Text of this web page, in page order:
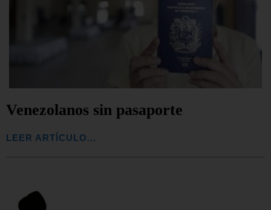
Venezolanos sin pasaporte
LEER ARTÍCULO...